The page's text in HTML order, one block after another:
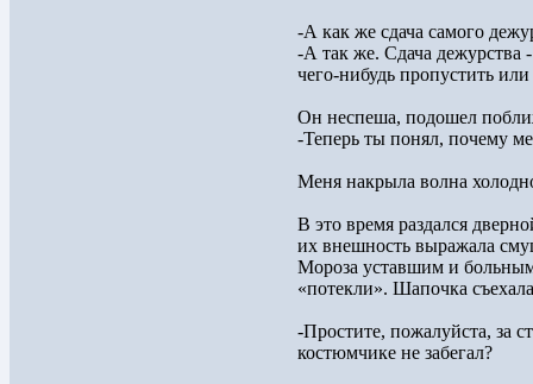
-А как же сдача самого
-А так же. Сдача дежурства
чего-нибудь пропустить или
Он неспеша, подошел
-Теперь ты понял, почему
Меня накрыла волна
В это время раздался
их внешность выражала
Мороза уставшим и
«потекли». Шапочка
-Простите, пожалуйста, за
костюмчике не забегал?